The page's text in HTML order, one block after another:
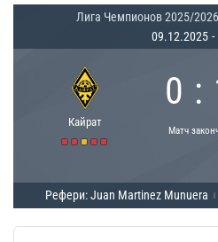
Лига Чемпионов 2025/
09.12.2025 -
Кайрат
0 :
Матч
Рефери: Juan Martinez Munuera